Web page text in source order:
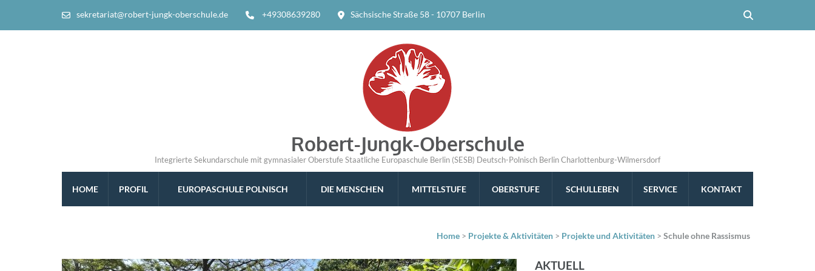
sekretariat@robert-jungk-oberschule.de +49308639280 Sächsische Straße 58 - 10707 Berlin
Robert-Jungk-Oberschule
Integrierte Sekundarschule mit gymnasialer Oberstufe Staatliche Europaschule Berlin (SESB) Deutsch-Polnisch Berlin Charlottenburg-Wilmersdorf
HOME PROFIL EUROPASCHULE POLNISCH DIE MENSCHEN MITTELSTUFE OBERSTUFE SCHULLEBEN SERVICE KONTAKT
Home > Projekte & Aktivitäten > Projekte und Aktivitäten > Schule ohne Rassismus
AKTUELL